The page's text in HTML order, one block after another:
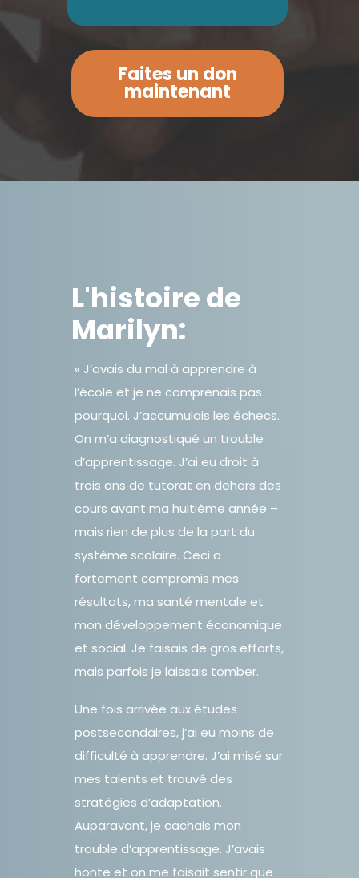
Faites un don
maintenant
L'histoire de
Marilyn:
« J’avais du mal à apprendre à
l’école et je ne comprenais pas
pourquoi. J’accumulais les échecs.
On m’a diagnostiqué un trouble
d’apprentissage. J’ai eu droit à
trois ans de tutorat en dehors des
cours avant ma huitième année –
mais rien de plus de la part du
système scolaire. Ceci a
fortement compromis mes
résultats, ma santé mentale et
mon développement économique
et social. Je faisais de gros efforts,
mais parfois je laissais tomber.
Une fois arrivée aux études
postsecondaires, j’ai eu moins de
difficulté à apprendre. J’ai misé sur
mes talents et trouvé des
stratégies d’adaptation.
Auparavant, je cachais mon
trouble d’apprentissage. J’avais
honte et on me faisait sentir que